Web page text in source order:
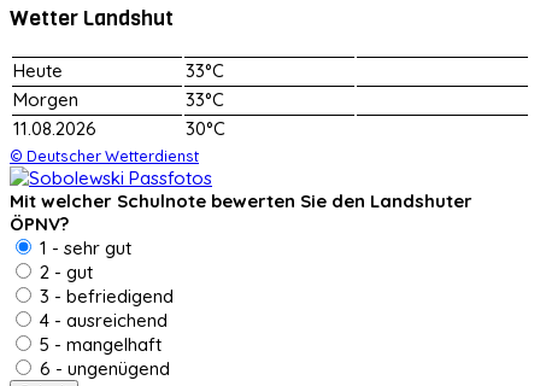
Wetter Landshut
Heute
33°C
Morgen
33°C
11.08.2026
30°C
© Deutscher Wetterdienst
Mit welcher Schulnote bewerten Sie den Landshuter
ÖPNV?
1 - sehr gut
2 - gut
3 - befriedigend
4 - ausreichend
5 - mangelhaft
6 - ungenügend